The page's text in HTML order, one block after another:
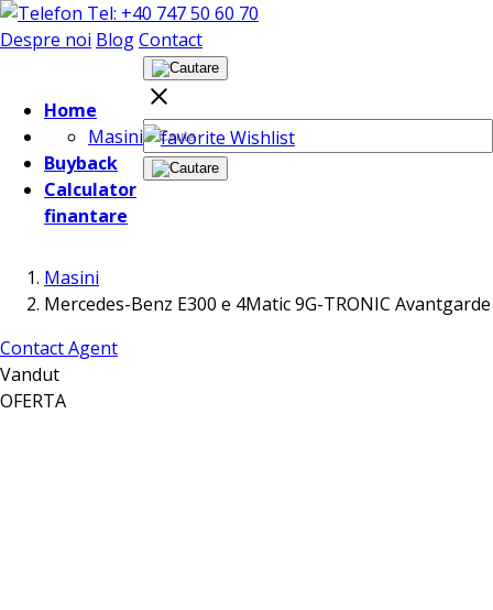
Tel: +40 747 50 60 70
Despre noi BlogContact
Home
Masini
Buyback
Calculator
finantare
Wishlist
Masini
Mercedes-Benz E300 e 4Matic 9G-TRONIC Avantgarde
Contact Agent
Vandut
OFERTA